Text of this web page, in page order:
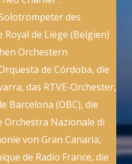
des
de Liège (Belgien)
Orchestern
de Córdoba, die
das RTVE-Orchester,
Barcelona (OBC), die
Orchestra Nazionale di
von Gran Canaria,
de Radio France, die